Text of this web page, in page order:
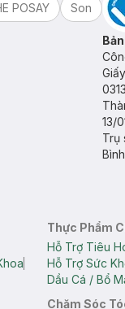
POSAY Son
13/
Trụ
Thực Phẩm
Hỗ Trợ Tiêu
Hỗ Trợ Sức
Dầu Cá / Bổ
Chăm Sóc